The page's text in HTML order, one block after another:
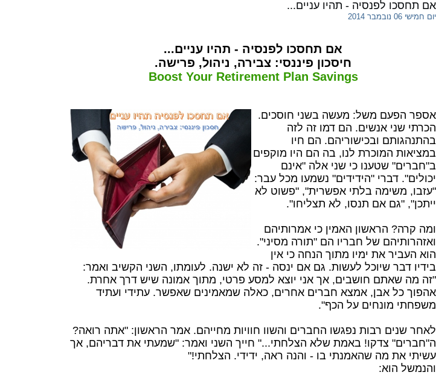
אם תחסכו לפנסיה - תהיו עניים...
יום חמישי 06 נובמבר 2014
אם תחסכו לפנסיה - תהיו עניים...
חיסכון פיננסי: צבירה, ניהול, פרישה.
Boost Your Retirement Plan Savings
אספר הפעם משל: מעשה בשני חוסכים.
הכרתי שני אנשים. הם דמו זה לזה
בהתנהגותם ובכישוריהם. הם חיו
במציאות המוכרת לנו, בה הם היו מוקפים
ב"חברים" שטענו כי שני אלה "אינם
יכולים". דברי "הידידים" נשמעו מכל עבר:
"עזבו, משימה בלתי אפשרית", "פשוט לא
ייתכן", "גם אם תנסו, לא תצליחו".
ומה קרה? הראשון האמין כי אמרותיהם
ואזהרותיהם של חבריו הם "תורה מסיני".
הוא העביר את ימיו מתוך הנחה כי אין
בידיו דבר שיוכל לעשות. גם אם ינסה - זה לא ישנה. לעומתו, השני הקשיב ואמר:
"זה מה שאתם חושבים, אך אני יוצא למסע פרטי, מתוך אמונה שיש דרך אחרת.
אהפוך כל אבן, אמצא חברים אחרים, כאלה שמאמינים שאפשר. עתידי ועתיד
משפחתי מונחים על הכף".
לאחר שנים רבות נפגשו החברים והשוו חוויות מחייהם. אמר הראשון: "אתה רואה?
ה"חברים" צדקו! באמת שלא הצלחתי..." חייך השני ואמר: "שמעתי את דבריהם, אך
עשיתי את מה שהאמנתי בו - והנה ראה, ידידי. הצלחתי!"
והנמשל הוא: